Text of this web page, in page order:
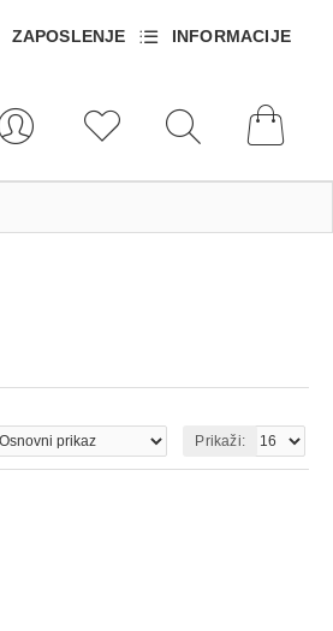
ZAPOSLENJE INFORMACIJE
Prikaži: